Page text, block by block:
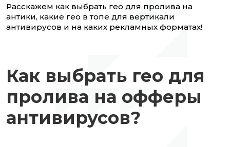
Расскажем как выбрать гео для пролива на
антики, какие гео в топе для вертикали
антивирусов и на каких рекламных форматах!
Как выбрать гео для
пролива на офферы
антивирусов?